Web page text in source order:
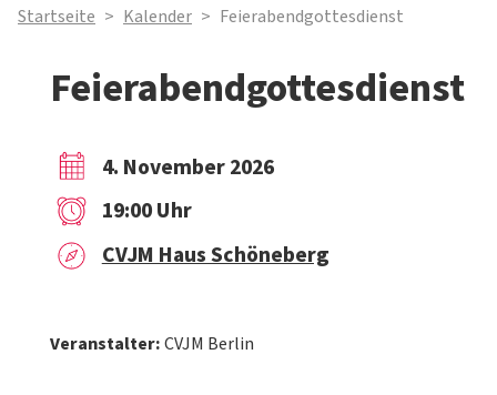
Startseite > Kalender > Feierabendgottesdienst
Feierabendgottesdienst
4. November 2026
19:00 Uhr
CVJM Haus Schöneberg
Veranstalter:CVJM Berlin